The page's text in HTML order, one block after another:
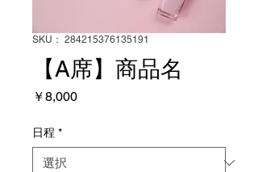
SKU： 284215376135191
【A席】商品名
￥8,000価
日程 *